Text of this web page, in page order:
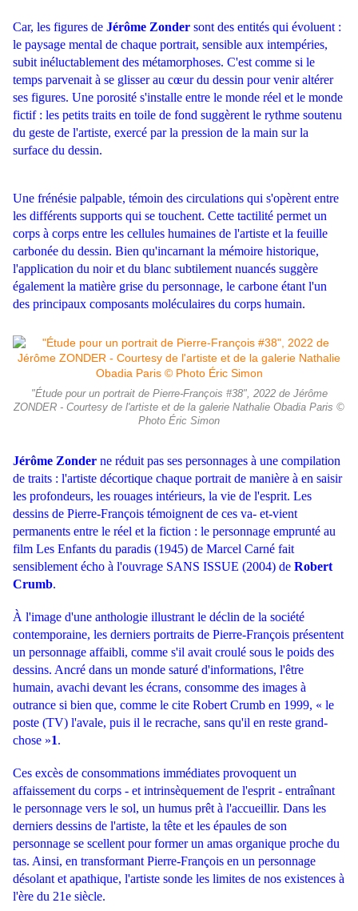
Car, les figures de Jérôme Zonder sont des entités qui évoluent :
le paysage mental de chaque portrait, sensible aux intempéries,
subit inéluctablement des métamorphoses. C'est comme si le
temps parvenait à se glisser au cœur du dessin pour venir altérer
ses figures. Une porosité s'installe entre le monde réel et le monde
fictif : les petits traits en toile de fond suggèrent le rythme soutenu
du geste de l'artiste, exercé par la pression de la main sur la
surface du dessin.
Une frénésie palpable, témoin des circulations qui s'opèrent entre
les différents supports qui se touchent. Cette tactilité permet un
corps à corps entre les cellules humaines de l'artiste et la feuille
carbonée du dessin. Bien qu'incarnant la mémoire historique,
l'application du noir et du blanc subtilement nuancés suggère
également la matière grise du personnage, le carbone étant l'un
des principaux composants moléculaires du corps humain.
"Étude pour un portrait de Pierre-François #38", 2022 de Jérôme
ZONDER - Courtesy de l'artiste et de la galerie Nathalie Obadia Paris ©
Photo Éric Simon
Jérôme Zonder ne réduit pas ses personnages à une compilation
de traits : l'artiste décortique chaque portrait de manière à en saisir
les profondeurs, les rouages intérieurs, la vie de l'esprit. Les
dessins de Pierre-François témoignent de ces va- et-vient
permanents entre le réel et la fiction : le personnage emprunté au
film Les Enfants du paradis (1945) de Marcel Carné fait
sensiblement écho à l'ouvrage SANS ISSUE (2004) de Robert
Crumb.
À l'image d'une anthologie illustrant le déclin de la société
contemporaine, les derniers portraits de Pierre-François présentent
un personnage affaibli, comme s'il avait croulé sous le poids des
dessins. Ancré dans un monde saturé d'informations, l'être
humain, avachi devant les écrans, consomme des images à
outrance si bien que, comme le cite Robert Crumb en 1999, « le
poste (TV) l'avale, puis il le recrache, sans qu'il en reste grand-
chose »1.
Ces excès de consommations immédiates provoquent un
affaissement du corps - et intrinsèquement de l'esprit - entraînant
le personnage vers le sol, un humus prêt à l'accueillir. Dans les
derniers dessins de l'artiste, la tête et les épaules de son
personnage se scellent pour former un amas organique proche du
tas. Ainsi, en transformant Pierre-François en un personnage
désolant et apathique, l'artiste sonde les limites de nos existences à
l'ère du 21e siècle.